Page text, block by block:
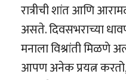
रात्रीची शांत आणि
असते. दिवसभराच्या
मनाला विश्रांती
आपण अनेक प्रयत्न